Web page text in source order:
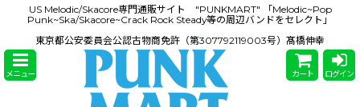
US Melodic/Skacore専門通販サイト "PUNKMART" 「Melodic~Pop
Punk~Ska/Skacore~Crack Rock Steady等の周辺バンドをセレクト」
東京都公安委員会公認古物商免許（第307792119003号）髙橋伸幸
メニュー カート ログイン